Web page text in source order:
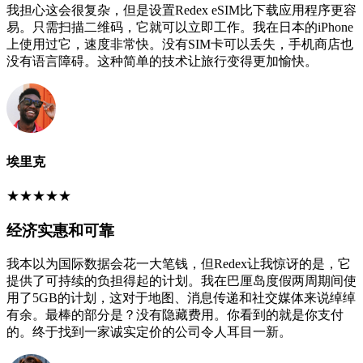
我担心这会很复杂，但是设置Redex eSIM比下载应用程序更容
易。只需扫描二维码，它就可以立即工作。我在日本的iPhone
上使用过它，速度非常快。没有SIM卡可以丢失，手机商店也
没有语言障碍。这种简单的技术让旅行变得更加愉快。
埃里克
★★★★★
经济实惠和可靠
我本以为国际数据会花一大笔钱，但Redex让我惊讶的是，它
提供了可持续的负担得起的计划。我在巴厘岛度假两周期间使
用了5GB的计划，这对于地图、消息传递和社交媒体来说绰绰
有余。最棒的部分是？没有隐藏费用。你看到的就是你支付
的。终于找到一家诚实定价的公司令人耳目一新。